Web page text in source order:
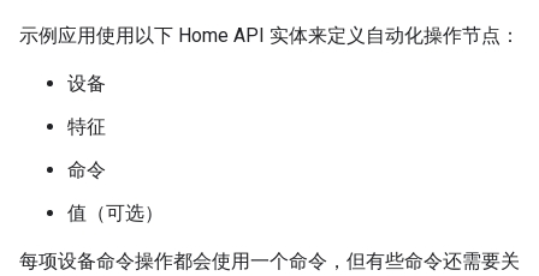
示例应用使用以下 Home API 实体来定义自动化操作节点：
设备
特征
命令
值（可选）
每项设备命令操作都会使用一个命令，但有些命令还需要关